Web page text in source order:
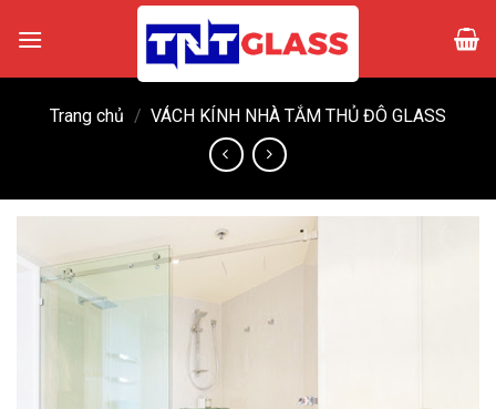
Trang chủ / VÁCH KÍNH NHÀ TẮM THỦ ĐÔ GLASS